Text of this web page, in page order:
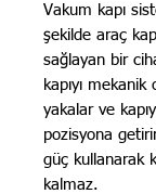
Vakum kapı
şekilde araç
sağlayan bir
kapıyı
yakalar ve
pozisyona
güç kullanarak
kalmaz.